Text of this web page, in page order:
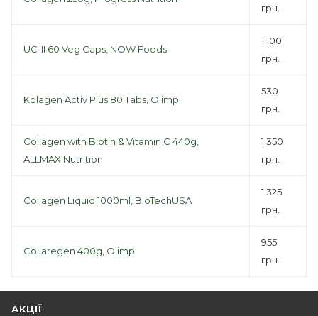
грн.
UC-II 60 Veg Caps, NOW Foods
1 100
грн.
Kolagen Activ Plus 80 Tabs, Olimp
530
грн.
Collagen with Biotin & Vitamin C 440g,
ALLMAX Nutrition
1 350
грн.
Collagen Liquid 1000ml, BioTechUSA
1 325
грн.
Collaregen 400g, Olimp
955
грн.
АКЦІЇ